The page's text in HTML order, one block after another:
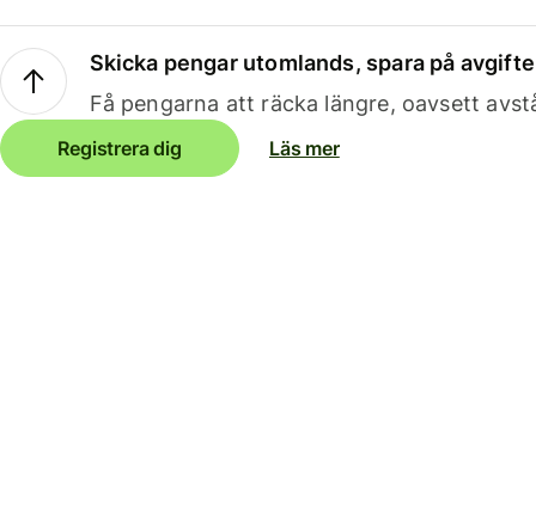
Skicka pengar utomlands, spara på
Få pengarna att räcka längre, oavsett
Registrera dig Läs mer